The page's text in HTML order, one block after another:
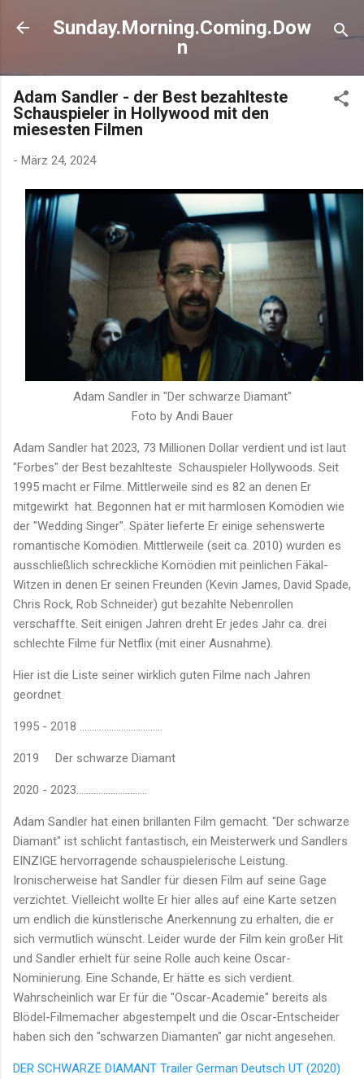
Direkt zum Hauptbereich
Sunday.Morning.Coming.Dow
n
Adam Sandler - der Best bezahlteste
Schauspieler in Hollywood mit den
miesesten Filmen
- März 24, 2024
Adam Sandler in "Der schwarze Diamant"
Foto by Andi Bauer
Adam Sandler hat 2023, 73 Millionen Dollar verdient und ist laut
"Forbes" der Best bezahlteste Schauspieler Hollywoods. Seit
1995 macht er Filme. Mittlerweile sind es 82 an denen Er
mitgewirkt hat. Begonnen hat er mit harmlosen Komödien wie
der "Wedding Singer". Später lieferte Er einige sehenswerte
romantische Komödien. Mittlerweile (seit ca. 2010) wurden es
ausschließlich schreckliche Komödien mit peinlichen Fäkal-
Witzen in denen Er seinen Freunden (Kevin James, David Spade,
Chris Rock, Rob Schneider) gut bezahlte Nebenrollen
verschaffte. Seit einigen Jahren dreht Er jedes Jahr ca. drei
schlechte Filme für Netflix (mit einer Ausnahme).
Hier ist die Liste seiner wirklich guten Filme nach Jahren
geordnet.
1995 - 2018 ..................................
2019 Der schwarze Diamant
2020 - 2023.............................
Adam Sandler hat einen brillanten Film gemacht. "Der schwarze
Diamant" ist schlicht fantastisch, ein Meisterwerk und Sandlers
EINZIGE hervorragende schauspielerische Leistung.
Ironischerweise hat Sandler für diesen Film auf seine Gage
verzichtet. Vielleicht wollte Er hier alles auf eine Karte setzen
um endlich die künstlerische Anerkennung zu erhalten, die er
sich vermutlich wünscht. Leider wurde der Film kein großer Hit
und Sandler erhielt für seine Rolle auch keine Oscar-
Nominierung. Eine Schande, Er hätte es sich verdient.
Wahrscheinlich war Er für die "Oscar-Academie" bereits als
Blödel-Filmemacher abgestempelt und die Oscar-Entscheider
haben sich den "schwarzen Diamanten" gar nicht angesehen.
DER SCHWARZE DIAMANT Trailer German Deutsch UT (2020)